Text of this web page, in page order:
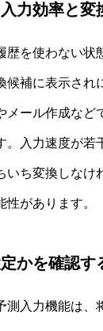
力効率と変
歴を使わない状
候補に表示され
メール作成など
。入力速度が若
いち変換しなけ
性があります。
かを確認す
測入力機能は、